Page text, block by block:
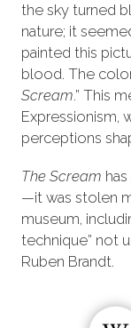
the sky turned
nature; it
painted this
blood. The
Scream.” This
Expressionism,
perceptions
The Scream
—it was stolen
museum,
technique” not
Ruben Brandt.